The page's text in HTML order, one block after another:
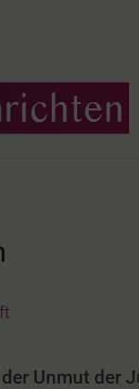
Unmut der